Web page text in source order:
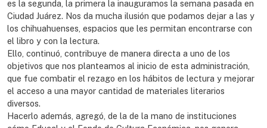
es la segunda, la primera la inauguramos la semana pasada en
Ciudad Juárez. Nos da mucha ilusión que podamos dejar a las y
los chihuahuenses, espacios que les permitan encontrarse con
el libro y con la lectura.
Ello, continuó, contribuye de manera directa a uno de los
objetivos que nos planteamos al inicio de esta administración,
que fue combatir el rezago en los hábitos de lectura y mejorar
el acceso a una mayor cantidad de materiales literarios
diversos.
Hacerlo además, agregó, de la de la mano de instituciones